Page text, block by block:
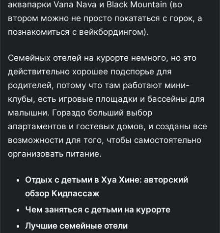
аквапарки Vana Nava и Black Mountain (во
втором можно не просто покататься с горок, а
познакомиться с вейкбордингом).
Семейных отелей на курорте немного, но это
действительно хорошее подспорье для
родителей, потому что там работают мини-
клубы, есть игровые площадки и бассейны для
малышни. Гораздо больший выбор
апартаментов и гостевых домов, и созданы все
возможности для того, чтобы самостоятельно
организовать питание.
Отдых с детьми в Хуа Хине: авторский
обзор Кидпассаж
Чем заняться с детьми на курорте
Лучшие семейные отели